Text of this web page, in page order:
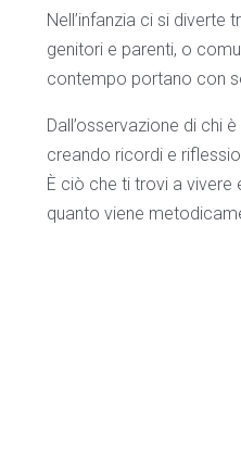
Nell’infanzia ci si
genitori e parenti, o
contempo portano con
Dall’osservazione di chi
creando ricordi e
È ciò che ti trovi a vivere
quanto viene